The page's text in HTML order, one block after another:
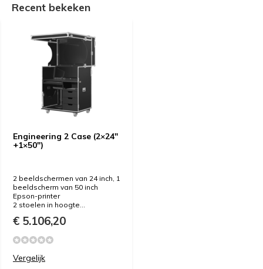
Recent bekeken
Engineering 2 Case (2×24″
+1×50″)
2 beeldschermen van 24 inch, 1
beeldscherm van 50 inch
Epson-printer
2 stoelen in hoogte...
€ 5.106,20
Vergelijk